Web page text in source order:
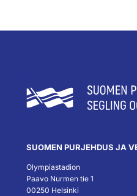
SUOMEN PURJEHDUS JA
Olympiastadion
Paavo Nurmen tie 1
00250 Helsinki